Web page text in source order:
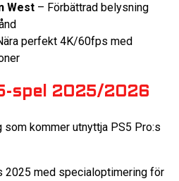
West – Förbättrad belysning
perfekt 4K/60fps med
spel 2025/2026
som kommer utnyttja PS5 Pro:s
2025 med specialoptimering för